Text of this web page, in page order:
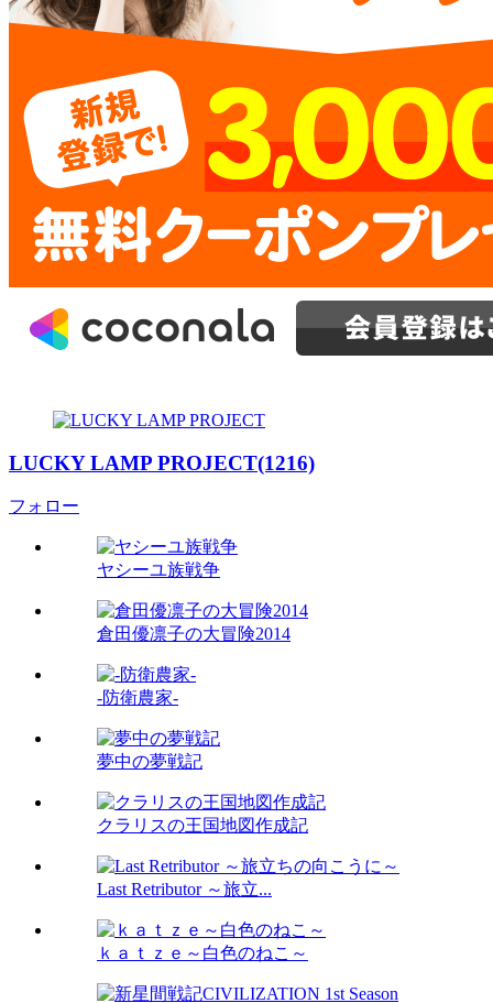
LUCKY LAMP PROJECT(1216)
フォロー
ヤシーユ族戦争
倉田優凛子の大冒険2014
-防衛農家-
夢中の夢戦記
クラリスの王国地図作成記
Last Retributor ～旅立...
ｋａｔｚｅ～白色のねこ～